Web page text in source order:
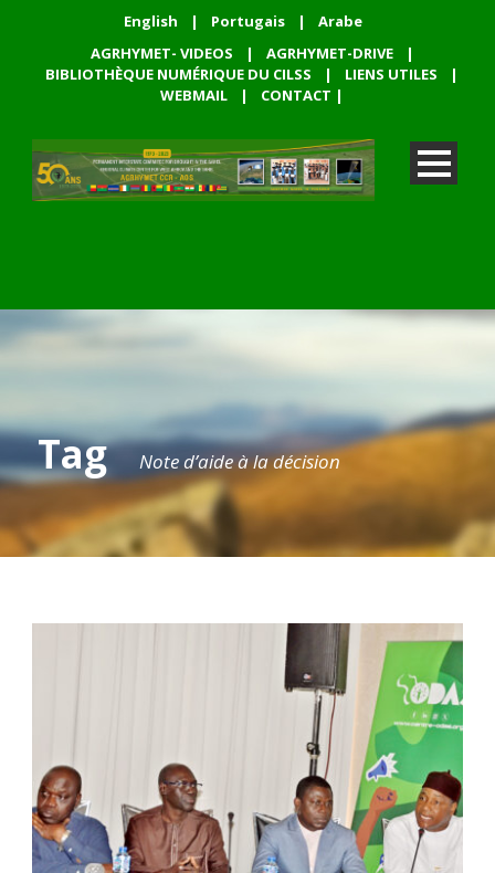
English | Portugais |
Arabe
AGRHYMET- VIDEOS
| AGRHYMET-DRIVE
|
BIBLIOTHÈQUE NUMÉRIQUE DU CILSS
| LIENS UTILES
|
WEBMAIL
| CONTACT |
Tag Note d’aide à la décision